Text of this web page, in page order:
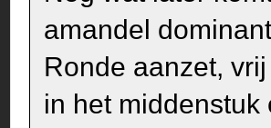
amandel
Ronde aanzet,
in het middenstuk